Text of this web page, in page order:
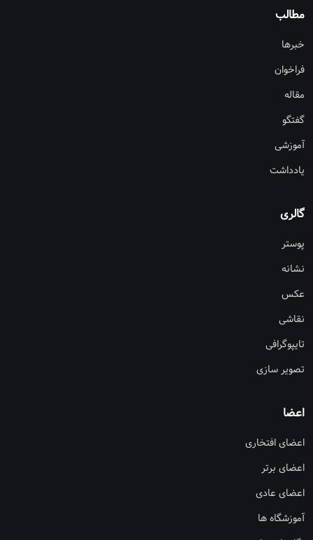
مطالب
خبرها
فراخوان
مقاله
گفتگو
آموزشی
یادداشت
گالری
پوستر
نشانه
عکس
نقاشی
تایپوگرافی
تصویر سازی
اعضا
اعضای افتخاری
اعضای برتر
اعضای عادی
آموزشگاه ها